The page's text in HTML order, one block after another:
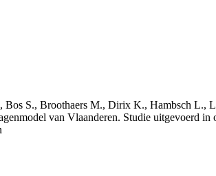
Bos S., Broothaers M., Dirix K., Hambsch L.,
van Vlaanderen. Studie uitgevoerd in